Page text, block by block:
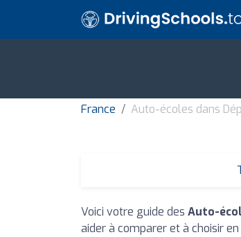
France Auto-écoles dans
Voici votre guide des Auto-
aider à comparer et à choisir